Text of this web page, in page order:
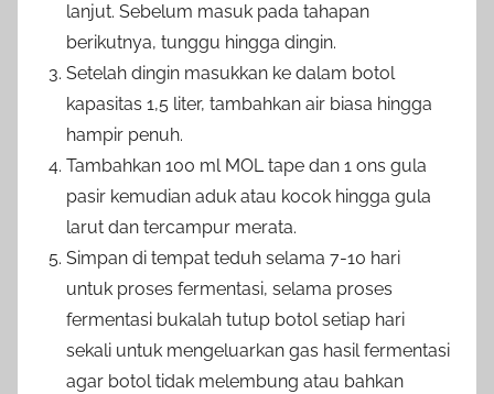
lanjut. Sebelum masuk pada tahapan
berikutnya, tunggu hingga dingin.
Setelah dingin masukkan ke dalam botol
kapasitas 1,5 liter, tambahkan air biasa hingga
hampir penuh.
Tambahkan 100 ml MOL tape dan 1 ons gula
pasir kemudian aduk atau kocok hingga gula
larut dan tercampur merata.
Simpan di tempat teduh selama 7-10 hari
untuk proses fermentasi, selama proses
fermentasi bukalah tutup botol setiap hari
sekali untuk mengeluarkan gas hasil fermentasi
agar botol tidak melembung atau bahkan